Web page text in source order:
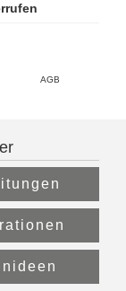
AGB